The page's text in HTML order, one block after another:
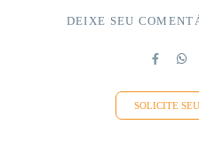
DEIXE SEU
SOLICITE